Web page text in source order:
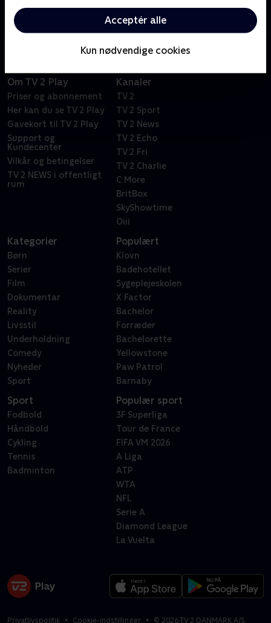
Acceptér alle
Kun nødvendige cookies
sygeplejersker og jordemødre fra London midt i
1900-tallet. Baseret på Jennifer Worths erindringer.
Om TV 2 Play
Priser og abonnement
Her kan du se TV 2 Play
Gavekort til TV 2 Play
Support og
Kundecenter
Vilkår og betingelser
TV 2 NEWS i offentligt
rum
Kanaler
TV 2
TV 2 Sport
TV 2 News
TV 2 Echo
TV 2 Fri
TV 2 Charlie
C More
BritBox
SkyShowtime
Oiii
Kategorier
Børn
Serier
Film
Dokumentar
Reality
Livsstil
Underholdning
Comedy
Nyheder
Sport
Populært
Klovn
Badehotellet
Sygeplejeskolen
X Factor
Bachelor
Forræder
Bachelorette
Yellowstone
Paw Patrol
Barnaby
Sport
Fodbold
Håndbold
Cykling
Tennis
Badminton
Populær sport
3F Superliga
Tour de France
FIFA VM 2026
A Liga
ATP
WTA
NFL
Serie A
Diamond League
La Vuelta
Privatlivspolitik Cookie-indstillinger © 2026TV 2 DANMARK A/S